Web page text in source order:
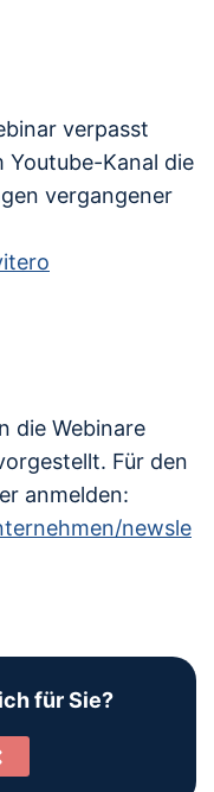
verpasst
Youtube-Kanal die
vergangener
die Webinare
Für den
anmelden:
newsle
für Sie?